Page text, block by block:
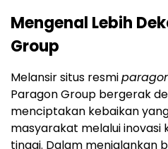
Mengenal Lebih
Group
Melansir situs resmi
Paragon Group bergerak
menciptakan kebaikan
masyarakat melalui inovasi
tinggi. Dalam menjalankan